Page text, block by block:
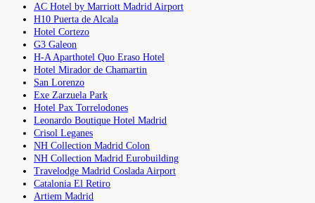
AC Hotel by Marriott Madrid Airport
H10 Puerta de Alcala
Hotel Cortezo
G3 Galeon
H-A Aparthotel Quo Eraso Hotel
Hotel Mirador de Chamartin
San Lorenzo
Exe Zarzuela Park
Hotel Pax Torrelodones
Leonardo Boutique Hotel Madrid
Crisol Leganes
NH Collection Madrid Colon
NH Collection Madrid Eurobuilding
Travelodge Madrid Coslada Airport
Catalonia El Retiro
Artiem Madrid